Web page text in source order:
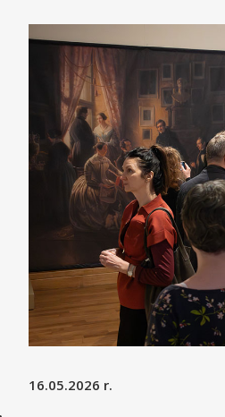
16.05.2026 r.